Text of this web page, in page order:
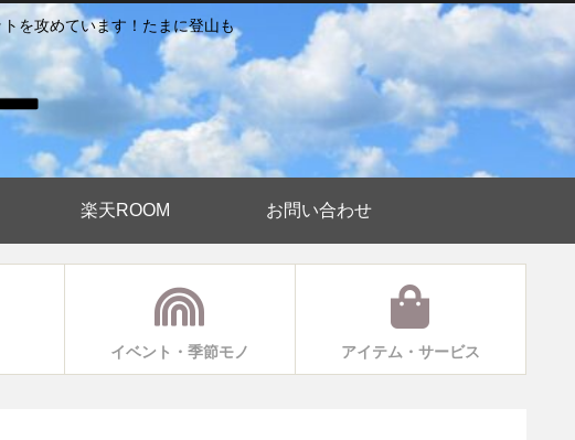
を攻めています！たまに登山も
楽天ROOM お問い合わせ
イベント・季節モノ アイテム・サービス